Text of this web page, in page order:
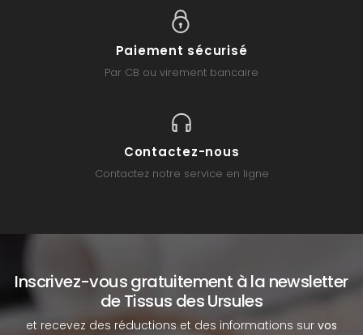
Paiement sécurisé
Par CB ou virement bancaire
Contactez-nous
Contactez notre service en ligne
Inscrivez-vous gratuitement à la newsletter
de Tissus des Ursules
et recevez des réductions et des informations sur vos